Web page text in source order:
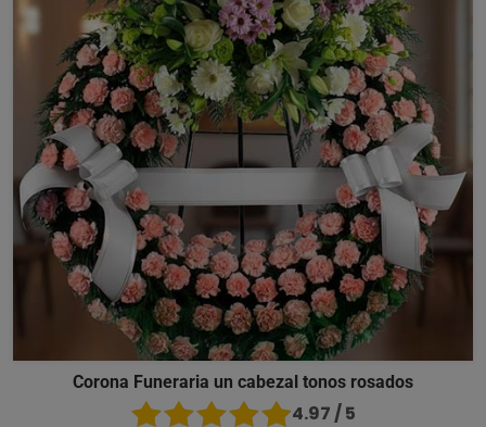
Corona Funeraria un cabezal tonos rosados
4.97 / 5